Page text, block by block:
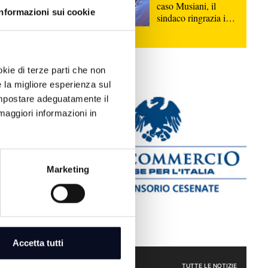
sui cookie
di terze parti che non
la migliore esperienza sul
adeguatamente il
informazioni in
Marketing
Accetta tutti
il capitolo
il mio
Francesca
caso Musiani, il
sindaco ringrazia i
TUTTE LE NOTIZIE